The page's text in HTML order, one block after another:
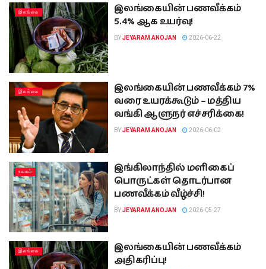
இலங்கை
இலங்கையின் பணவீக்கம்
‍5.4% ஆக உயர்வு!
BYJEYARAM ANOJAN 2026-06-22
இலங்கை
இலங்கையின் பணவீக்கம் 7%
வரை உயரக்கூடும் – மத்திய
வங்கி ஆளுநர் எச்சரிக்கை!
BYJEYARAM ANOJAN 2026-06-02
உலகம்
இங்கிலாந்தில் மளிகைப்
பொருட்கள் தொடர்பான
பணவீக்கம் வீழ்ச்சி!
BYJEYARAM ANOJAN 2026-05-27
இலங்கை
இலங்கையின் பணவீக்கம்
அதிகரிப்பு!